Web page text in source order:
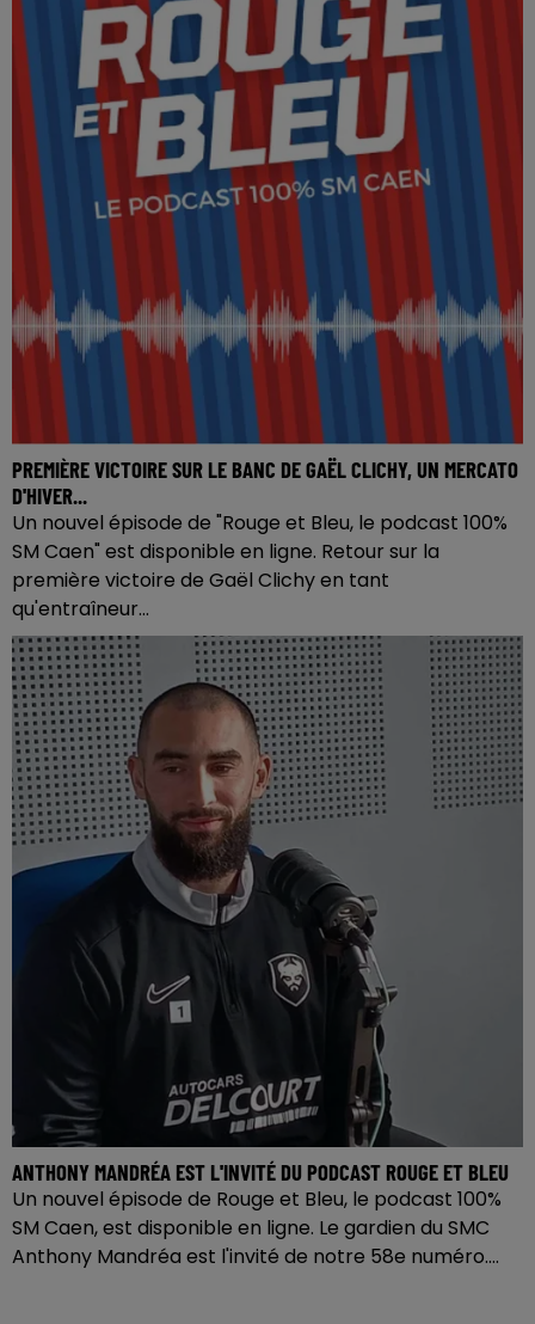
PREMIÈRE VICTOIRE SUR LE BANC DE GAËL CLICHY, UN MERCATO
D'HIVER...
Un nouvel épisode de "Rouge et Bleu, le podcast 100%
SM Caen" est disponible en ligne. Retour sur la
première victoire de Gaël Clichy en tant
qu'entraîneur...
ANTHONY MANDRÉA EST L'INVITÉ DU PODCAST ROUGE ET BLEU
Un nouvel épisode de Rouge et Bleu, le podcast 100%
SM Caen, est disponible en ligne. Le gardien du SMC
Anthony Mandréa est l'invité de notre 58e numéro....